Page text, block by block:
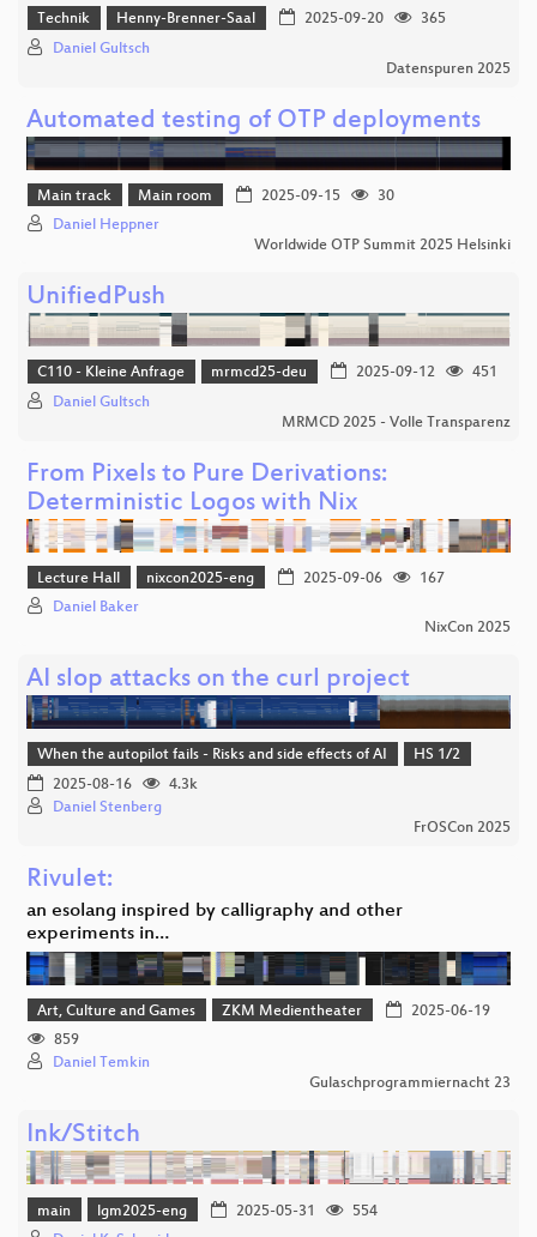
Technik Henny-Brenner-Saal 2025-09-20
365
Daniel Gultsch
Datenspuren 2025
Automated testing of OTP deployments
Main track Main room 2025-09-15
30
Daniel Heppner
Worldwide OTP Summit 2025 Helsinki
UnifiedPush
C110 - Kleine Anfrage mrmcd25-deu 2025-09-12
451
Daniel Gultsch
MRMCD 2025 - Volle Transparenz
From Pixels to Pure Derivations:
Deterministic Logos with Nix
Lecture Hall nixcon2025-eng 2025-09-06
167
Daniel Baker
NixCon 2025
AI slop attacks on the curl project
When the autopilot fails - Risks and side effects of AI
HS 1/2
2025-08-16
4.3k
Daniel Stenberg
FrOSCon 2025
Rivulet:
an esolang inspired by calligraphy and other
experiments in…
Art, Culture and Games ZKM Medientheater
2025-06-19
859
Daniel Temkin
Gulaschprogrammiernacht 23
Ink/Stitch
main lgm2025-eng 2025-05-31
554